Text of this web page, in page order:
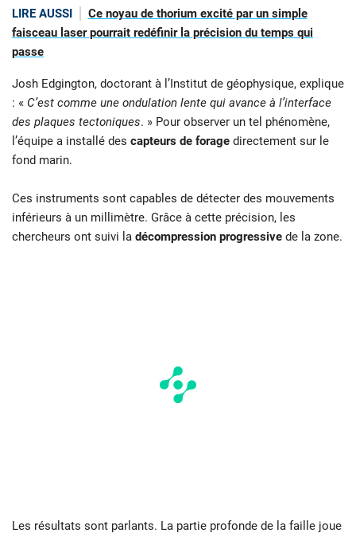
LIRE AUSSI
Ce noyau de thorium excité par un simple
faisceau laser pourrait redéfinir la précision du temps qui
passe
Josh Edgington, doctorant à l’Institut de géophysique, explique
: « C’est comme une ondulation lente qui avance à l’interface
des plaques tectoniques. » Pour observer un tel phénomène,
l’équipe a installé des capteurs de forage directement sur le
fond marin.
Ces instruments sont capables de détecter des mouvements
inférieurs à un millimètre. Grâce à cette précision, les
chercheurs ont suivi la décompression progressive de la zone.
Les résultats sont parlants. La partie profonde de la faille joue